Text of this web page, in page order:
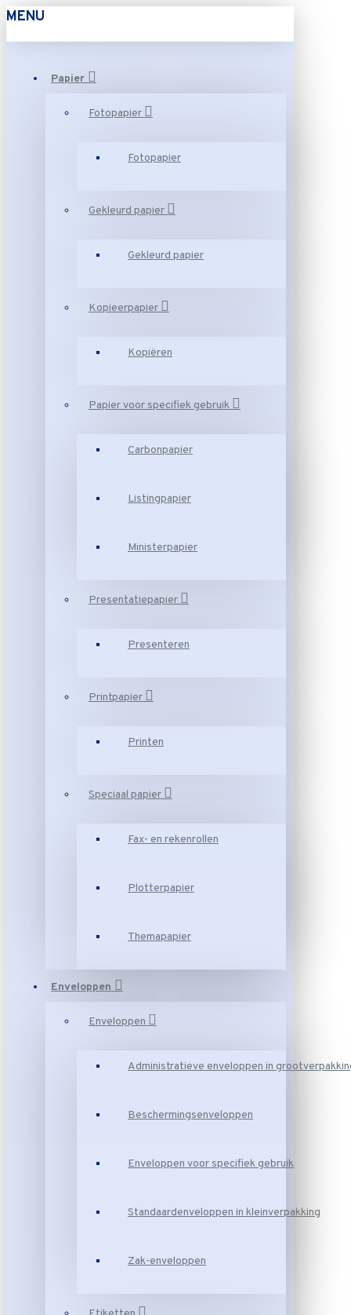
MENU
Papier
Fotopapier
Fotopapier
Gekleurd papier
Gekleurd papier
Kopieerpapier
Kopiëren
Papier voor specifiek gebruik
Carbonpapier
Listingpapier
Ministerpapier
Presentatiepapier
Presenteren
Printpapier
Printen
Speciaal papier
Fax- en rekenrollen
Plotterpapier
Themapapier
Enveloppen
Enveloppen
Administratieve enveloppen in
Beschermingsenveloppen
Enveloppen voor specifiek gebruik
Standaardenveloppen in kleinverpakking
Zak-enveloppen